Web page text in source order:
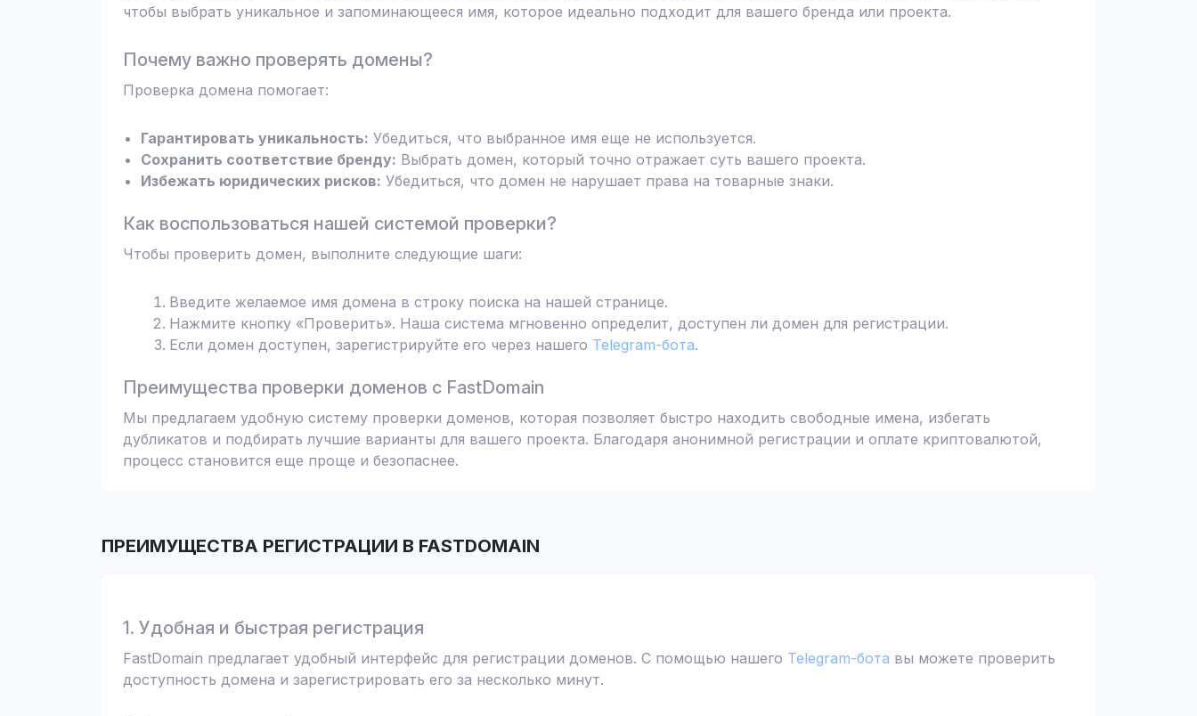
чтобы выбрать уникальное и запоминающееся имя, которое идеально подходит для вашего бренда или проекта.
Почему важно проверять домены?
Проверка домена помогает:
Гарантировать уникальность: Убедиться, что выбранное имя еще не используется.
Сохранить соответствие бренду: Выбрать домен, который точно отражает суть вашего проекта.
Избежать юридических рисков: Убедиться, что домен не нарушает права на товарные знаки.
Как воспользоваться нашей системой проверки?
Чтобы проверить домен, выполните следующие шаги:
Введите желаемое имя домена в строку поиска на нашей странице.
Нажмите кнопку «Проверить». Наша система мгновенно определит, доступен ли домен для регистрации.
Если домен доступен, зарегистрируйте его через нашего Telegram-бота.
Преимущества проверки доменов с FastDomain
Мы предлагаем удобную систему проверки доменов, которая позволяет быстро находить свободные имена, избегать
дубликатов и подбирать лучшие варианты для вашего проекта. Благодаря анонимной регистрации и оплате криптовалютой,
процесс становится еще проще и безопаснее.
ПРЕИМУЩЕСТВА РЕГИСТРАЦИИ В FASTDOMAIN
1. Удобная и быстрая регистрация
FastDomain предлагает удобный интерфейс для регистрации доменов. С помощью нашего Telegram-бота вы можете проверить
доступность домена и зарегистрировать его за несколько минут.